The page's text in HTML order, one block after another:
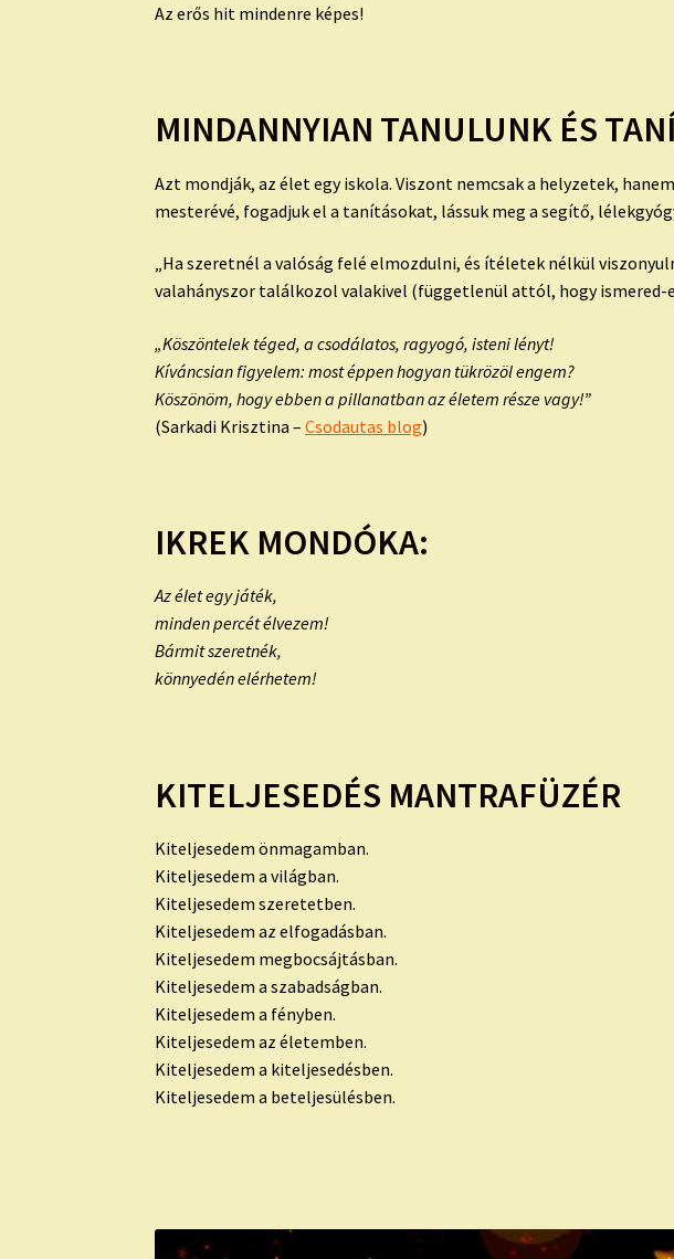
Az erős hit mindenre képes!
MINDANNYIAN TANULUNK ÉS
Azt mondják, az élet egy iskola. Viszont nemcsak a helyzetek,
mesterévé, fogadjuk el a tanításokat, lássuk meg a segítő,
„Ha szeretnél a valóság felé elmozdulni, és ítéletek nélkül
valahányszor találkozol valakivel (függetlenül attól, hogy ismered-e
„Köszöntelek téged, a csodálatos, ragyogó, isteni lényt!
Kíváncsian figyelem: most éppen hogyan tükrözöl engem?
Köszönöm, hogy ebben a pillanatban az életem része vagy!”
(Sarkadi Krisztina –Csodautas blog)
IKREK MONDÓKA:
Az élet egy játék,
minden percét élvezem!
Bármit szeretnék,
könnyedén elérhetem!
KITELJESEDÉS MANTRAFÜZÉR
Kiteljesedem önmagamban.
Kiteljesedem a világban.
Kiteljesedem szeretetben.
Kiteljesedem az elfogadásban.
Kiteljesedem megbocsájtásban.
Kiteljesedem a szabadságban.
Kiteljesedem a fényben.
Kiteljesedem az életemben.
Kiteljesedem a kiteljesedésben.
Kiteljesedem a beteljesülésben.